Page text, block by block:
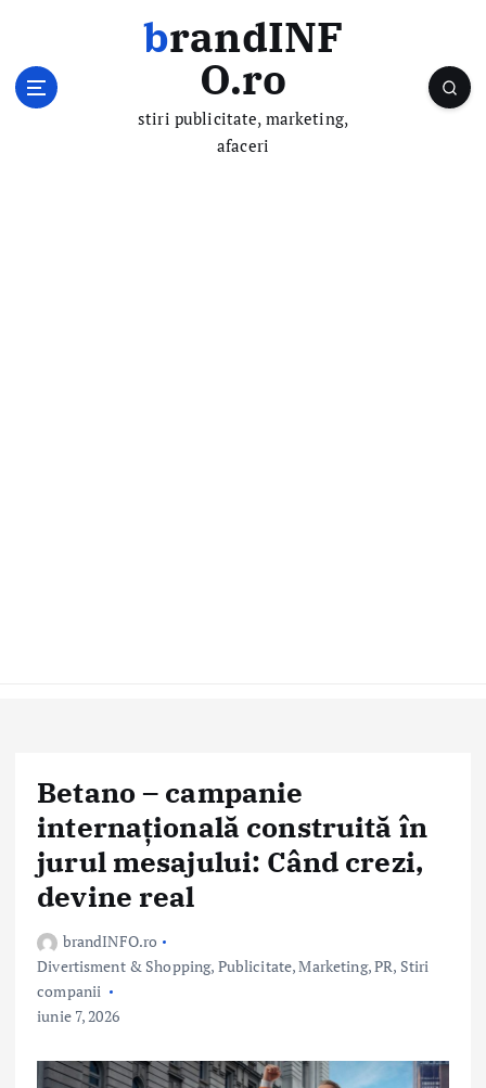
brandINF
O.ro
stiri publicitate, marketing,
afaceri
Betano – campanie
internațională construită în
jurul mesajului: Când crezi,
devine real
brandINFO.ro
Divertisment & Shopping, Publicitate, Marketing, PR, Stiri
companii
iunie 7, 2026